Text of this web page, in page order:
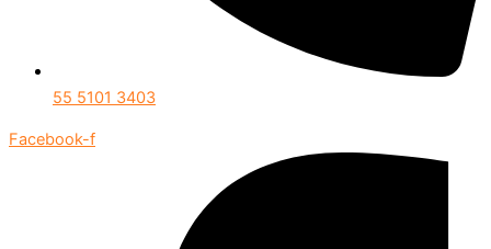
55 5101 3403
Facebook-f